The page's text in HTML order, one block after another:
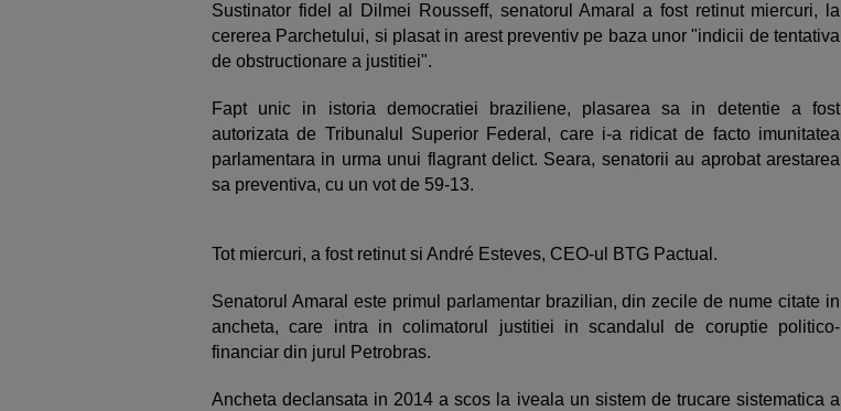
Sustinator fidel al Dilmei Rousseff, senatorul Amaral a fost retinut miercuri, la
cererea Parchetului, si plasat in arest preventiv pe baza unor "indicii de tentativa
de obstructionare a justitiei".
Fapt unic in istoria democratiei braziliene, plasarea sa in detentie a fost
autorizata de Tribunalul Superior Federal, care i-a ridicat de facto imunitatea
parlamentara in urma unui flagrant delict. Seara, senatorii au aprobat arestarea
sa preventiva, cu un vot de 59-13.
Tot miercuri, a fost retinut si André Esteves, CEO-ul BTG Pactual.
Senatorul Amaral este primul parlamentar brazilian, din zecile de nume citate in
ancheta, care intra in colimatorul justitiei in scandalul de coruptie politico-
financiar din jurul Petrobras.
Ancheta declansata in 2014 a scos la iveala un sistem de trucare sistematica a